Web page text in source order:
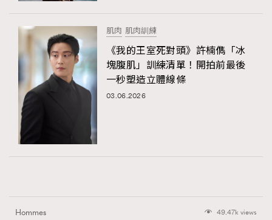
肌肉 肌肉訓練
《我的王室死對頭》許楠儁「冰
塊腹肌」訓練清單！開拍前最後
一秒塑造立體線條
03.06.2026
Hommes 49.47k views